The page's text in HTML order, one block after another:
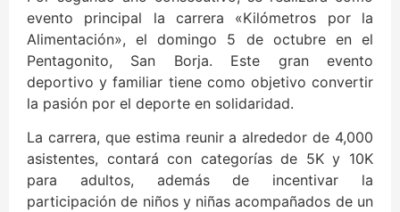
evento principal la carrera «Kilómetros por la
Alimentación», el domingo 5 de octubre en el
Pentagonito, San Borja. Este gran evento
deportivo y familiar tiene como objetivo convertir
la pasión por el deporte en solidaridad.
La carrera, que estima reunir a alrededor de 4,000
asistentes, contará con categorías de 5K y 10K
para adultos, además de incentivar la
participación de niños y niñas acompañados de un